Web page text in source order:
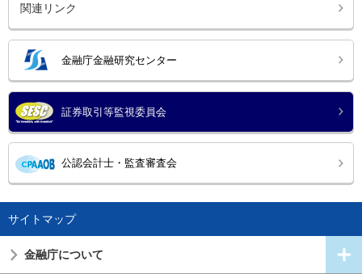
関連リンク
金融庁金融研究センター
証券取引等監視委員会
公認会計士・監査審査会
サイトマップ
金融庁について